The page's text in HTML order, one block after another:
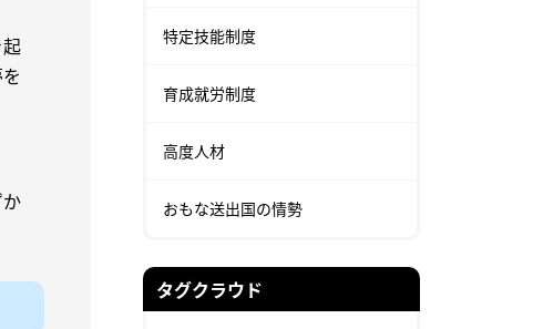
特定技能制度
育成就労制度
高度人材
おもな送出国の情勢
タグクラウド